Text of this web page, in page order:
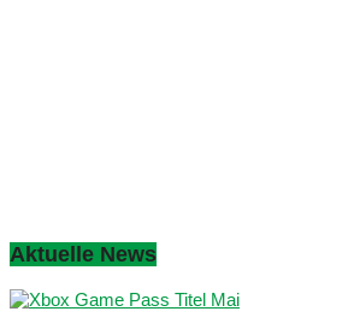
Aktuelle News